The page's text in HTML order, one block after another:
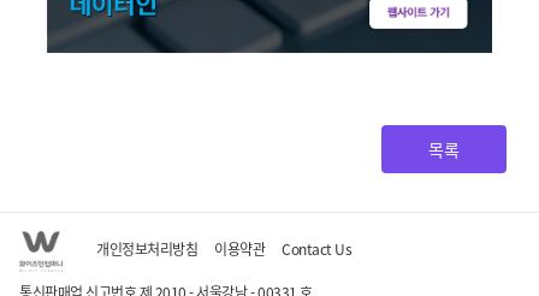
목록
개인정보처리방침 이용약관 Contact Us
통신판매업 신고번호 제 2010 - 서울강남 - 00331 호